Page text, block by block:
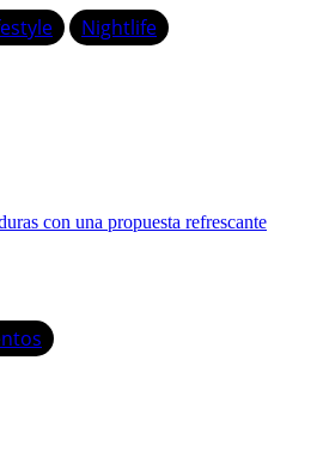
Nightlife
con una propuesta refrescante